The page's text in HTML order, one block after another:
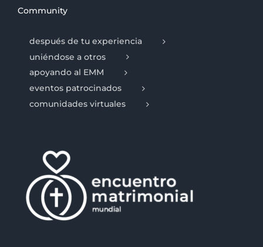
Community
después de tu experiencia
uniéndose a otros
apoyando al EMM
eventos patrocinados
comunidades virtuales